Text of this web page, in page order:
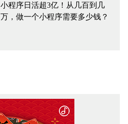
小程序日活超3亿！从几百到几
万，做一个小程序需要多少钱？